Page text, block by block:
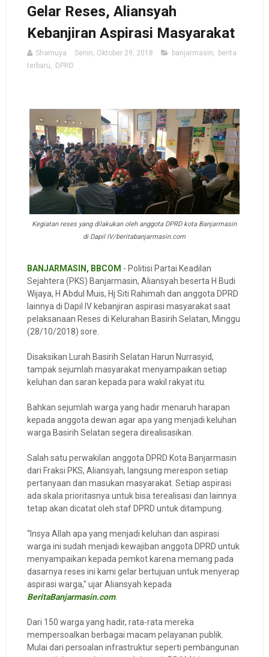
Gelar Reses, Aliansyah
Kebanjiran Aspirasi Masyarakat
Shamuya Senin, Oktober 29, 2018 banjarmasin, berita
terbaru, DPRD
Kegiatan reses yang dilakukan oleh anggota DPRD kota Banjarmasin
di Dapil IV/beritabanjarmasin.com
BANJARMASIN, BBCOM - Politisi Partai Keadilan
Sejahtera (PKS) Banjarmasin, Aliansyah beserta H Budi
Wijaya, H Abdul Muis, Hj Siti Rahimah dan anggota DPRD
lainnya di Dapil IV kebanjiran aspirasi masyarakat saat
pelaksanaan Reses di Kelurahan Basirih Selatan, Minggu
(28/10/2018) sore.
Disaksikan Lurah Basirih Selatan Harun Nurrasyid,
tampak sejumlah masyarakat menyampaikan setiap
keluhan dan saran kepada para wakil rakyat itu.
Bahkan sejumlah warga yang hadir menaruh harapan
kepada anggota dewan agar apa yang menjadi keluhan
warga Basirih Selatan segera direalisasikan.
Salah satu perwakilan anggota DPRD Kota Banjarmasin
dari Fraksi PKS, Aliansyah, langsung merespon setiap
pertanyaan dan masukan masyarakat. Setiap aspirasi
ada skala prioritasnya untuk bisa terealisasi dan lainnya
tetap akan dicatat oleh staf DPRD untuk ditampung.
“Insya Allah apa yang menjadi keluhan dan aspirasi
warga ini sudah menjadi kewajiban anggota DPRD untuk
menyampaikan kepada pemkot karena memang pada
dasarnya reses ini kami gelar bertujuan untuk menyerap
aspirasi warga," ujar Aliansyah kepada
BeritaBanjarmasin.com.
Dari 150 warga yang hadir, rata-rata mereka
mempersoalkan berbagai macam pelayanan publik.
Mulai dari persoalan infrastruktur seperti pembangunan